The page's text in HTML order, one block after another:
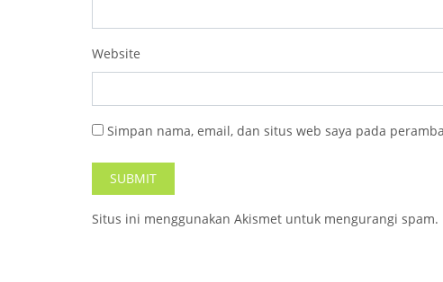
Website
Simpan nama, email, dan situs web saya pada
Situs ini menggunakan Akismet untuk mengurangi spam.